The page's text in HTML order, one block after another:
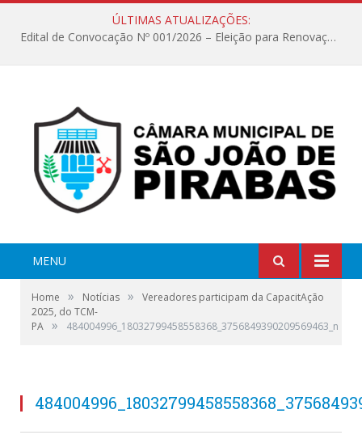
ÚLTIMAS ATUALIZAÇÕES:
Edital de Convocação Nº 001/2026 – Eleição para Renovação da Mesa Diretora – Biênio 2027/2028
MENU
Home » Notícias »
Vereadores participam da CapacitAção
2025, do TCM-
PA » 484004996_18032799458558368_3756849390209569463_n